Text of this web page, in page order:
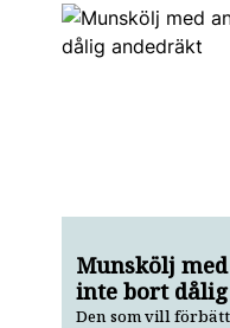
Munskölj
inte bort
Den som vill